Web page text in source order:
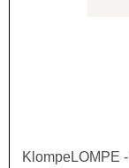
KlompeLOMPE